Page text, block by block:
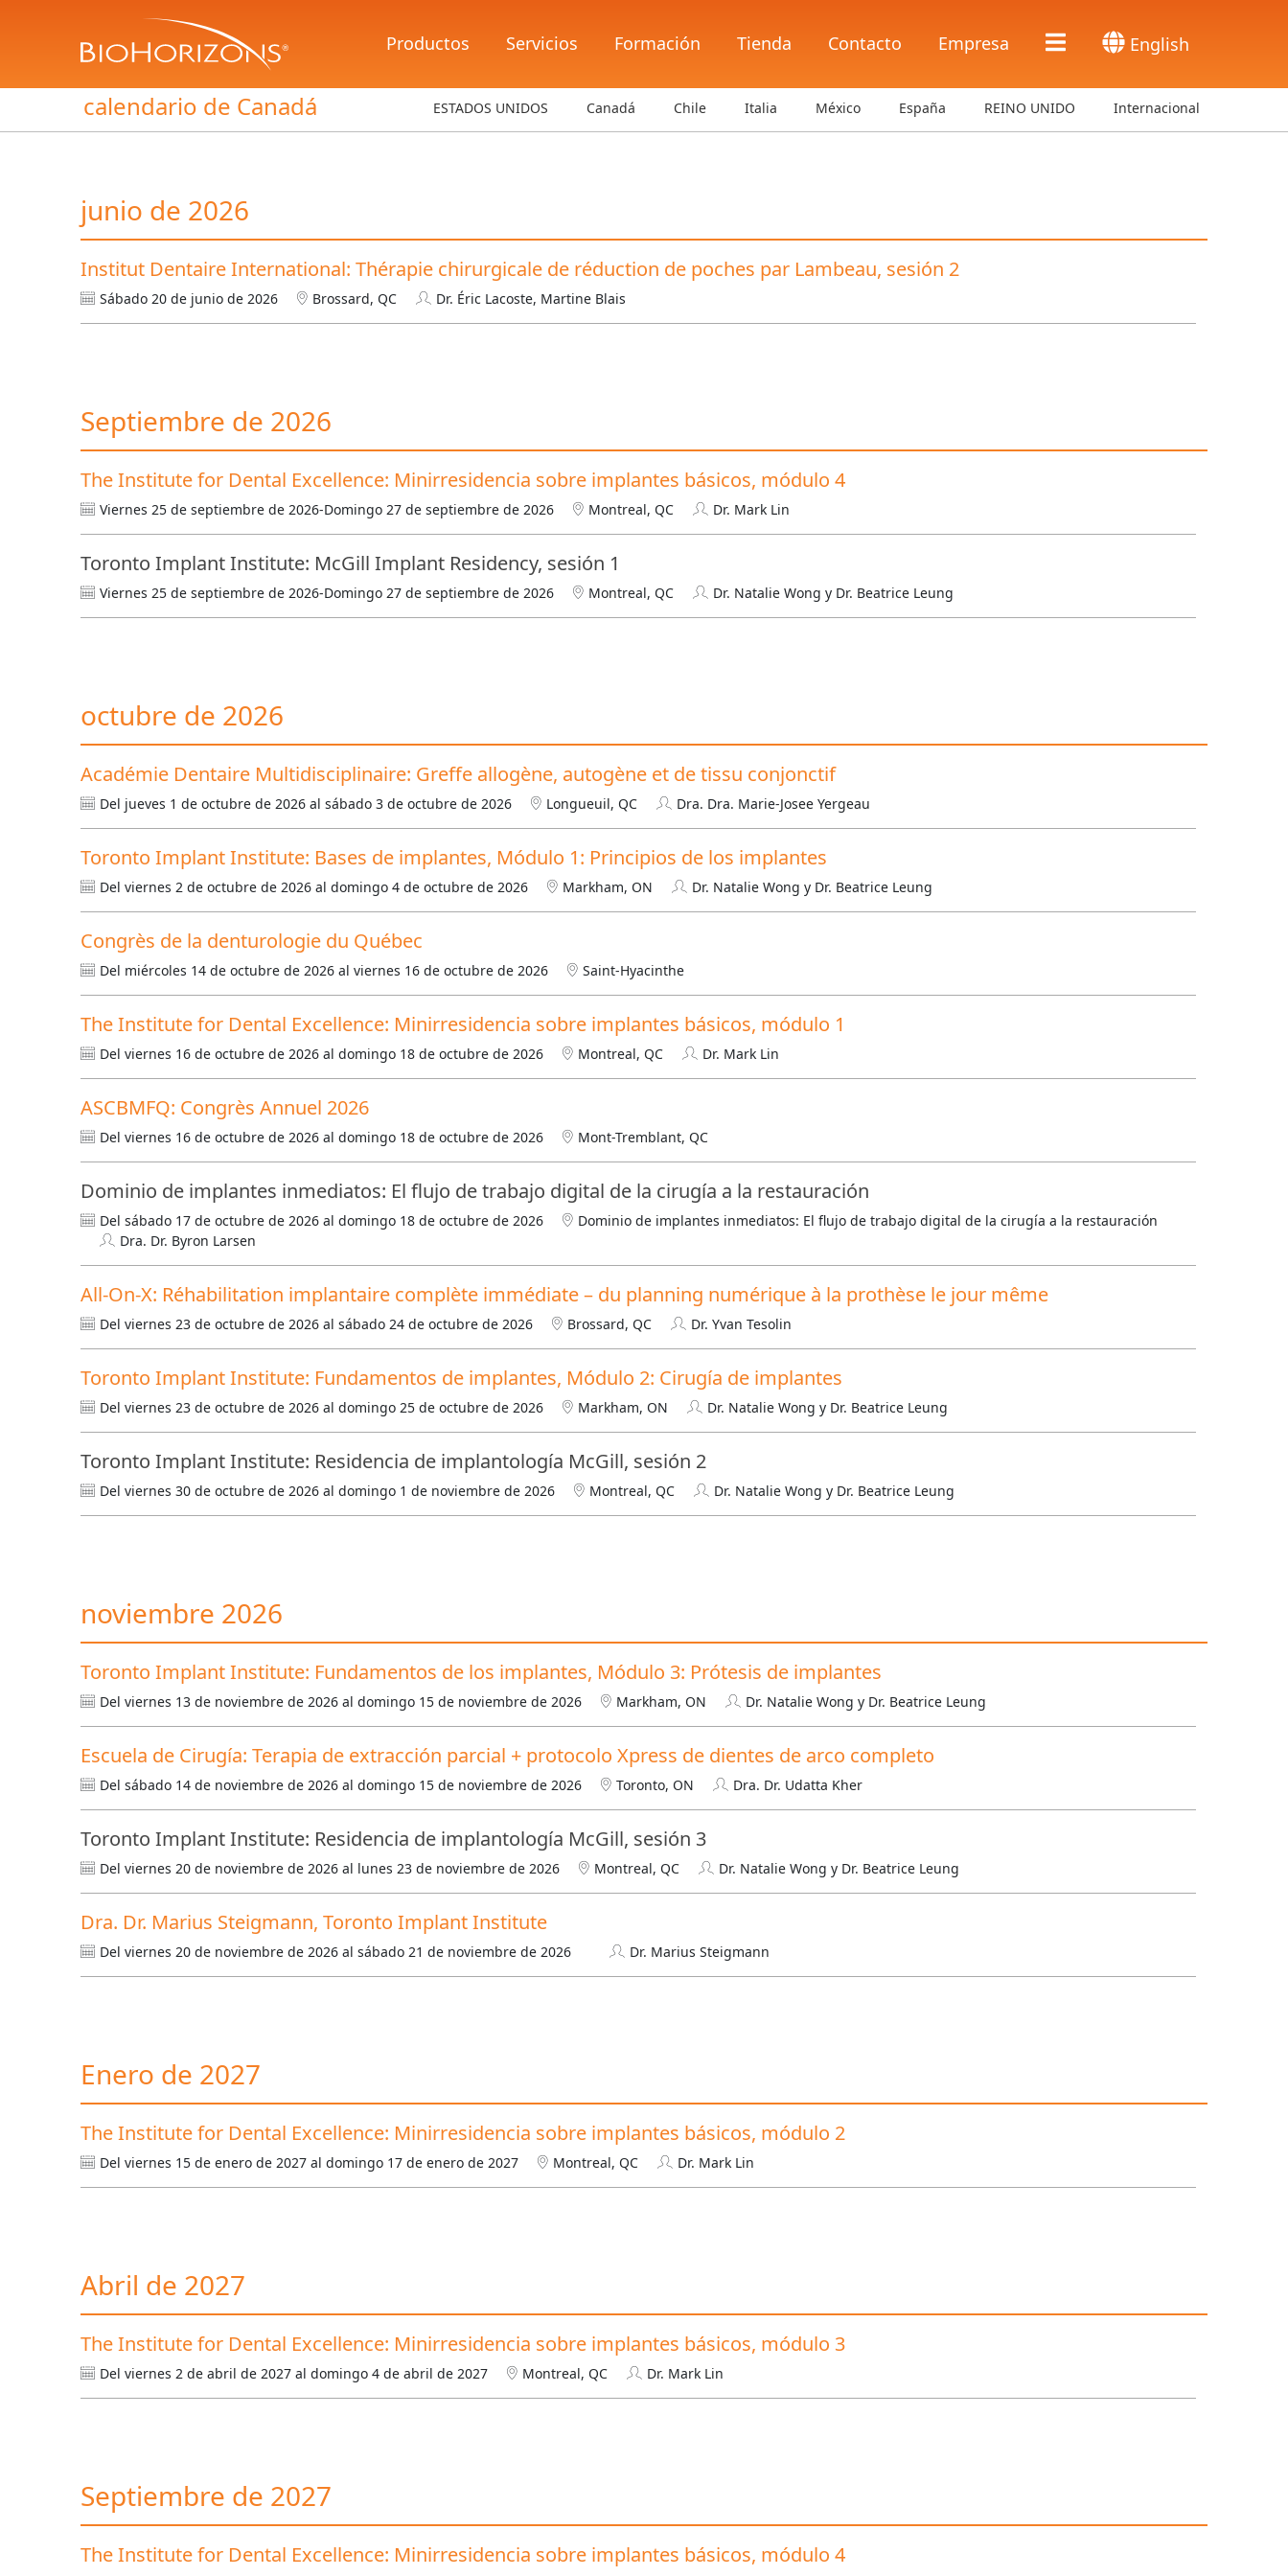
Productos Servicios Formación Tienda Contacto Empresa English
calendario de Canadá ESTADOS UNIDOS Canadá Chile Italia México España REINO UNIDO Internacional
junio de 2026
Institut Dentaire International: Thérapie chirurgicale de réduction de poches par Lambeau, sesión 2
Sábado 20 de junio de 2026 Brossard, QC Dr. Éric Lacoste, Martine Blais
Septiembre de 2026
The Institute for Dental Excellence: Minirresidencia sobre implantes básicos, módulo 4
Viernes 25 de septiembre de 2026-Domingo 27 de septiembre de 2026 Montreal, QC Dr. Mark Lin
Toronto Implant Institute: McGill Implant Residency, sesión 1
Viernes 25 de septiembre de 2026-Domingo 27 de septiembre de 2026 Montreal, QC Dr. Natalie Wong y Dr. Beatrice Leung
octubre de 2026
Académie Dentaire Multidisciplinaire: Greffe allogène, autogène et de tissu conjonctif
Del jueves 1 de octubre de 2026 al sábado 3 de octubre de 2026 Longueuil, QC Dra. Dra. Marie-Josee Yergeau
Toronto Implant Institute: Bases de implantes, Módulo 1: Principios de los implantes
Del viernes 2 de octubre de 2026 al domingo 4 de octubre de 2026 Markham, ON Dr. Natalie Wong y Dr. Beatrice Leung
Congrès de la denturologie du Québec
Del miércoles 14 de octubre de 2026 al viernes 16 de octubre de 2026 Saint-Hyacinthe
The Institute for Dental Excellence: Minirresidencia sobre implantes básicos, módulo 1
Del viernes 16 de octubre de 2026 al domingo 18 de octubre de 2026 Montreal, QC Dr. Mark Lin
ASCBMFQ: Congrès Annuel 2026
Del viernes 16 de octubre de 2026 al domingo 18 de octubre de 2026 Mont-Tremblant, QC
Dominio de implantes inmediatos: El flujo de trabajo digital de la cirugía a la restauración
Del sábado 17 de octubre de 2026 al domingo 18 de octubre de 2026
Dominio de implantes inmediatos: El flujo de trabajo digital de la cirugía a la restauración
Dra. Dr. Byron Larsen
All-On-X: Réhabilitation implantaire complète immédiate – du planning numérique à la prothèse le jour même
Del viernes 23 de octubre de 2026 al sábado 24 de octubre de 2026 Brossard, QC Dr. Yvan Tesolin
Toronto Implant Institute: Fundamentos de implantes, Módulo 2: Cirugía de implantes
Del viernes 23 de octubre de 2026 al domingo 25 de octubre de 2026 Markham, ON Dr. Natalie Wong y Dr. Beatrice Leung
Toronto Implant Institute: Residencia de implantología McGill, sesión 2
Del viernes 30 de octubre de 2026 al domingo 1 de noviembre de 2026 Montreal, QC Dr. Natalie Wong y Dr. Beatrice Leung
noviembre 2026
Toronto Implant Institute: Fundamentos de los implantes, Módulo 3: Prótesis de implantes
Del viernes 13 de noviembre de 2026 al domingo 15 de noviembre de 2026 Markham, ON Dr. Natalie Wong y Dr. Beatrice Leung
Escuela de Cirugía: Terapia de extracción parcial + protocolo Xpress de dientes de arco completo
Del sábado 14 de noviembre de 2026 al domingo 15 de noviembre de 2026 Toronto, ON Dra. Dr. Udatta Kher
Toronto Implant Institute: Residencia de implantología McGill, sesión 3
Del viernes 20 de noviembre de 2026 al lunes 23 de noviembre de 2026 Montreal, QC Dr. Natalie Wong y Dr. Beatrice Leung
Dra. Dr. Marius Steigmann, Toronto Implant Institute
Del viernes 20 de noviembre de 2026 al sábado 21 de noviembre de 2026 Dr. Marius Steigmann
Enero de 2027
The Institute for Dental Excellence: Minirresidencia sobre implantes básicos, módulo 2
Del viernes 15 de enero de 2027 al domingo 17 de enero de 2027 Montreal, QC Dr. Mark Lin
Abril de 2027
The Institute for Dental Excellence: Minirresidencia sobre implantes básicos, módulo 3
Del viernes 2 de abril de 2027 al domingo 4 de abril de 2027 Montreal, QC Dr. Mark Lin
Septiembre de 2027
The Institute for Dental Excellence: Minirresidencia sobre implantes básicos, módulo 4